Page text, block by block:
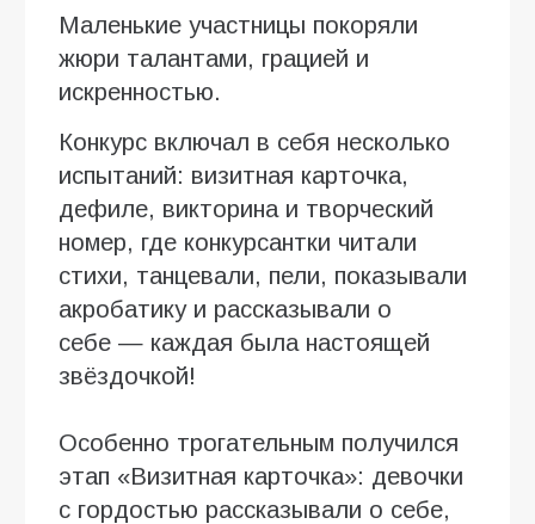
Маленькие участницы покоряли
жюри талантами, грацией и
искренностью.
Конкурс включал в себя несколько
испытаний: визитная карточка,
дефиле, викторина и творческий
номер, где конкурсантки читали
стихи, танцевали, пели, показывали
акробатику и рассказывали о
себе — каждая была настоящей
звёздочкой!
Особенно трогательным получился
этап «Визитная карточка»: девочки
с гордостью рассказывали о себе,